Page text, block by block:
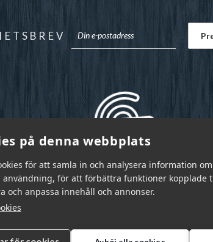
på denna webbplats
för att samla in och analysera information
användning, för att förbättra funktioner kopplade
och anpassa innehåll och annonser.